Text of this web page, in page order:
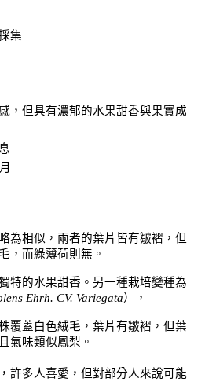
集
，但具有濃郁的水果甜香與果實成
為相似，兩者的葉片皆有皺褶，但
，而綠薄荷則無。
特的水果甜香。另一種栽培變種為
Ehrh. CV. Variegata），
覆蓋白色絨毛，葉片有皺褶，但葉
氣味類似鳳梨。
許多人喜愛，但對部分人來說可能